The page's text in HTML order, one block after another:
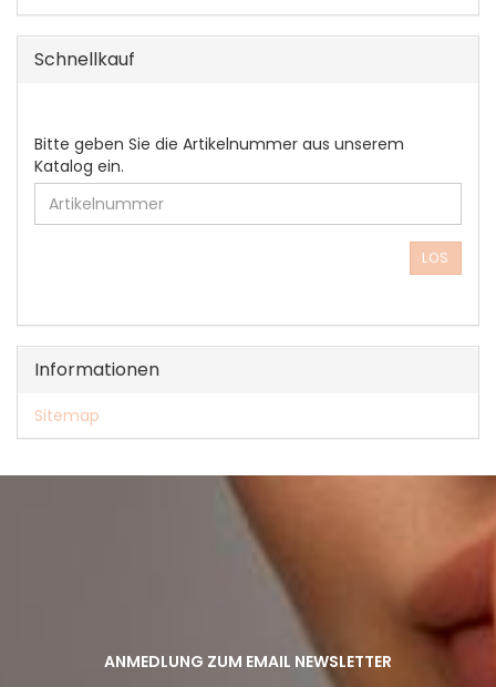
Schnellkauf
BITTE
GEBEN
SIE
DIE
ARTIKELNUMMER
EIN.
Bitte geben Sie die Artikelnummer aus unserem
Katalog ein.
LOS
Informationen
Sitemap
ANMEDLUNG ZUM EMAIL NEWSLETTER